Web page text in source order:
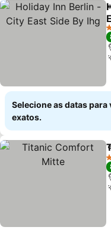
Selecione as datas para
exatos.